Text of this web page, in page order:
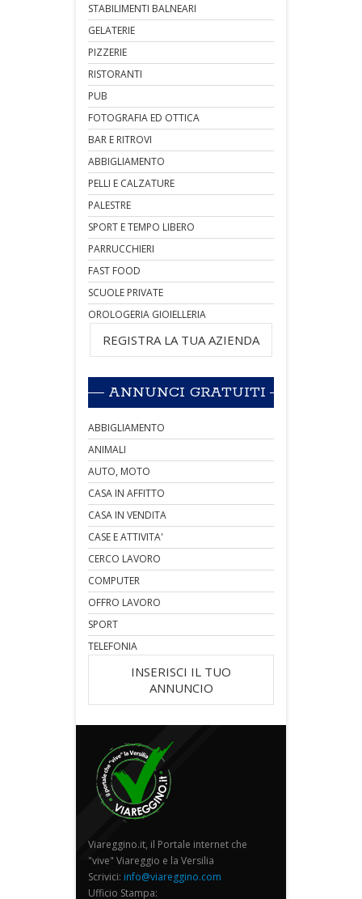
STABILIMENTI BALNEARI
GELATERIE
PIZZERIE
RISTORANTI
PUB
FOTOGRAFIA ED OTTICA
BAR E RITROVI
ABBIGLIAMENTO
PELLI E CALZATURE
PALESTRE
SPORT E TEMPO LIBERO
PARRUCCHIERI
FAST FOOD
SCUOLE PRIVATE
OROLOGERIA GIOIELLERIA
REGISTRA LA TUA AZIENDA
ANNUNCI GRATUITI
ABBIGLIAMENTO
ANIMALI
AUTO, MOTO
CASA IN AFFITTO
CASA IN VENDITA
CASE E ATTIVITA'
CERCO LAVORO
COMPUTER
OFFRO LAVORO
SPORT
TELEFONIA
INSERISCI IL TUO
ANNUNCIO
Viareggino.it, il Portale internet che
"vive" Viareggio e la Versilia
Scrivici: info@viareggino.com
Ufficio Stampa: